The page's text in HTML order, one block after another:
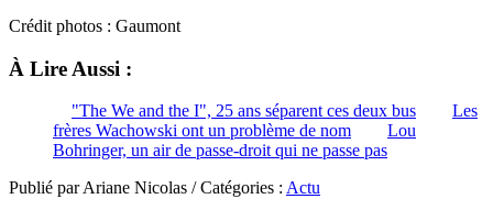
Crédit photos : Gaumont
À Lire Aussi :
"The We and the I", 25 ans séparent ces deux bus
Les
frères Wachowski ont un problème de nom
Lou
Bohringer, un air de passe-droit qui ne passe pas
Publié par Ariane Nicolas / Catégories : Actu